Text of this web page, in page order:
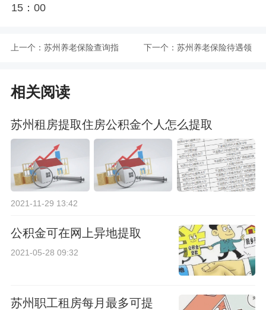
15：00
上一个： 苏州养老保险查询指 下一个： 苏州养老保险待遇领
相关阅读
苏州租房提取住房公积金个人怎么提取
2021-11-29 13:42
公积金可在网上异地提取
2021-05-28 09:32
苏州职工租房每月最多可提